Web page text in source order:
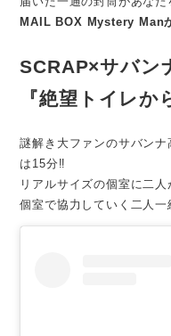
MAIL BOX Mystery Man
SCRAP×サバン
『絶望トイレか
謎解き大ファンのサバン
は15分‼
リアルサイズの個室に二
個室で協力していく二人一